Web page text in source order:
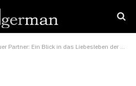
Ein Blick in das Liebesleben der Schauspielerin